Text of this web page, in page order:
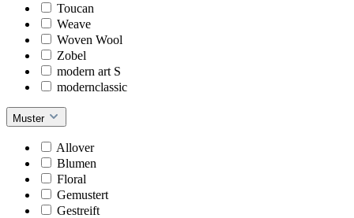
Toucan
Weave
Woven Wool
Zobel
modern art S
modernclassic
Muster
Allover
Blumen
Floral
Gemustert
Gestreift